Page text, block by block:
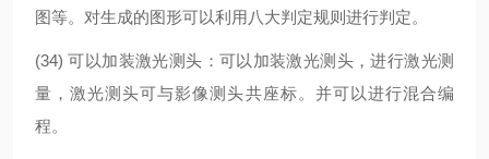
图等。对生成的图形可以利用八大判定规则进行判定。
(34) 可以加装激光测头：可以加装激光测头，进行激光测
量，激光测头可与影像测头共座标。并可以进行混合编
程。